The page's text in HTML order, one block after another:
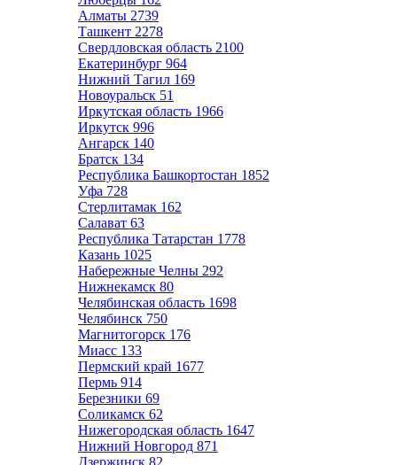
Алматы 2739
Ташкент 2278
Свердловская область 2100
Екатеринбург 964
Нижний Тагил 169
Новоуральск 51
Иркутская область 1966
Иркутск 996
Ангарск 140
Братск 134
Республика Башкортостан 1852
Уфа 728
Стерлитамак 162
Салават 63
Республика Татарстан 1778
Казань 1025
Набережные Челны 292
Нижнекамск 80
Челябинская область 1698
Челябинск 750
Магнитогорск 176
Миасс 133
Пермский край 1677
Пермь 914
Березники 69
Соликамск 62
Нижегородская область 1647
Нижний Новгород 871
Дзержинск 82